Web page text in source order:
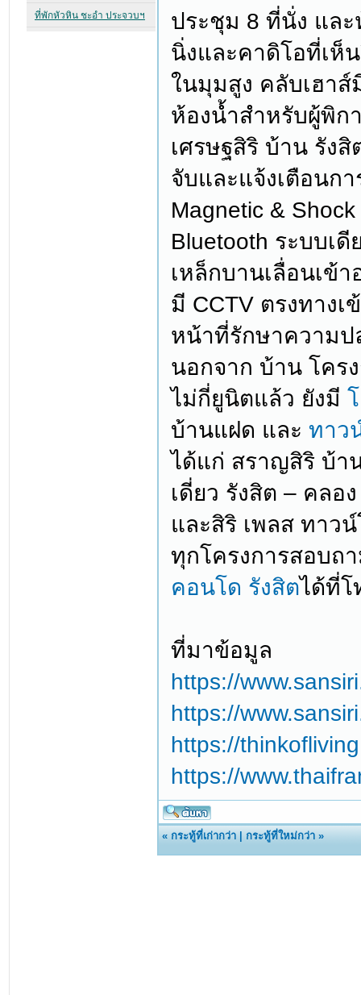
ประชุม 8 ที่นั่ง แล
นิ่งและคาดิโอที่เห็
ในมุมสูง คลับเฮาส์
ห้องน้ำสำหรับผู้พิก
เศรษฐสิริ บ้าน รัง
จับและแจ้งเตือน
Magnetic &
Bluetooth ระบบเ
เหล็กบานเลื่อนเข้
มี CCTV ตรงทางเ
หน้าที่รักษาความป
นอกจาก บ้าน โคร
ไม่กี่ยูนิตแล้ว ยังมี
บ้านแฝด และ ทาว
ได้แก่ สราญสิริ บ้า
เดี่ยว รังสิต – คลอ
และสิริ เพลส ทาว
ทุกโครงการสอบถ
คอนโด รังสิตได้ที่โ
ที่มาข้อมูล
https://
https://
https://
https://
«กระทู้ที่เก่ากว่า |กระทู้ที่ใหม่กว่า »